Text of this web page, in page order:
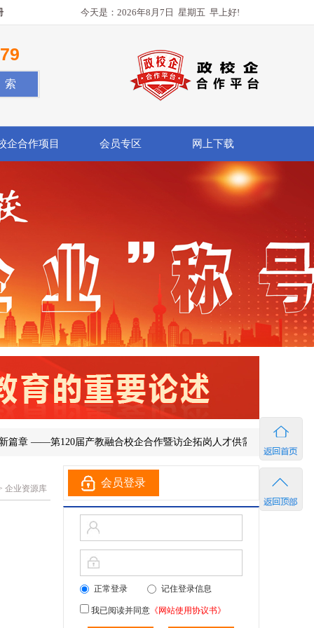
今天是： 2026年8月7日 星期五 早上好!
企合作项目 会员专区 网上下载
第120届产教融合校企合作暨访企拓岗人才供需洽谈会在济南成功举
企业资源库 会员登录
正常登录 记住登录信息
我已阅读并同意 《网站使用协议书》